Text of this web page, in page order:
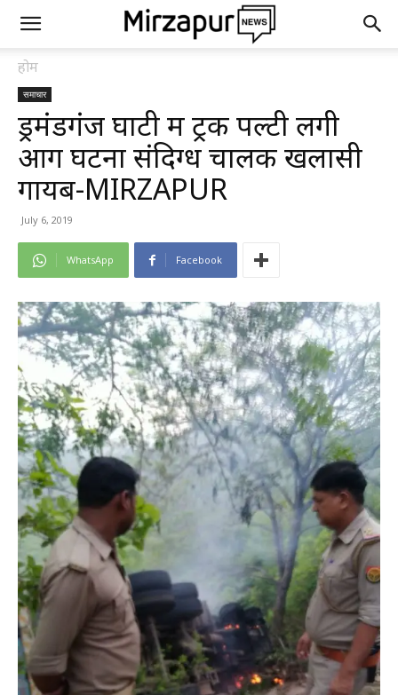
होम
समाचार
ड्रमंडगंज घाटी में ट्रक पल्टी लगी
आग घटना संदिग्ध चालक खलासी
गायब-MIRZAPUR
July 6, 2019
WhatsApp Facebook